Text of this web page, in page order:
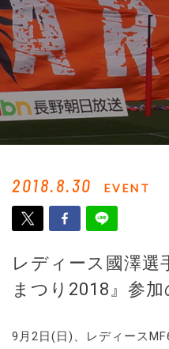
2018.8.30 EVENT
レディース國澤選
まつり2018』参
9月2日(日)、レディース